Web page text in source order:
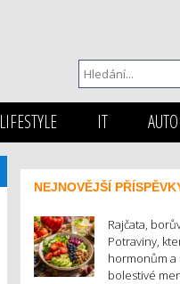
LIFESTYLE IT AUTO
NEJNOVĚJŠÍ
Rajčata,
Potraviny,
hormonům a
bolestivé